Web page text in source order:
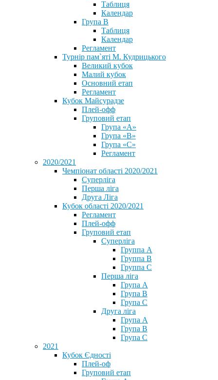
Таблиця
Календар
Група В
Таблиця
Календар
Регламент
Турнір пам`яті М. Кудрицького
Великий кубок
Малий кубок
Основний етап
Регламент
Кубок Майсурадзе
Плей-офф
Груповий етап
Група «А»
Група «B»
Група «C»
Регламент
2020/2021
Чемпіонат області 2020/2021
Суперліга
Перша ліга
Друга Ліга
Кубок області 2020/2021
Регламент
Плей-офф
Груповий етап
Суперліга
Группа A
Группа B
Группа C
Перша ліга
Група A
Група B
Група C
Друга ліга
Група A
Група B
Група C
2021
Кубок Єдності
Плей-оф
Груповий етап